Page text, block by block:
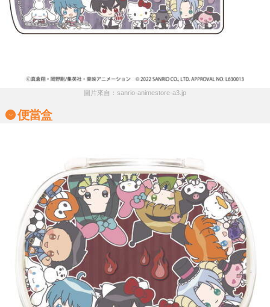
圖片來自：sanrio-animestore-a3.jp
便當盒